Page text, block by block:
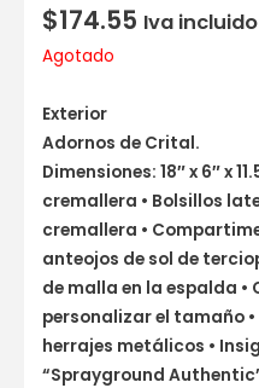
$174.55 Iva incluido
Agotado
Exterior
Adornos de Crital.
Dimensiones: 18″ x 6″ x
cremallera • Bolsillos
cremallera •
anteojos de sol de
de malla en la espalda
personalizar el tamaño
herrajes metálicos •
“Sprayground